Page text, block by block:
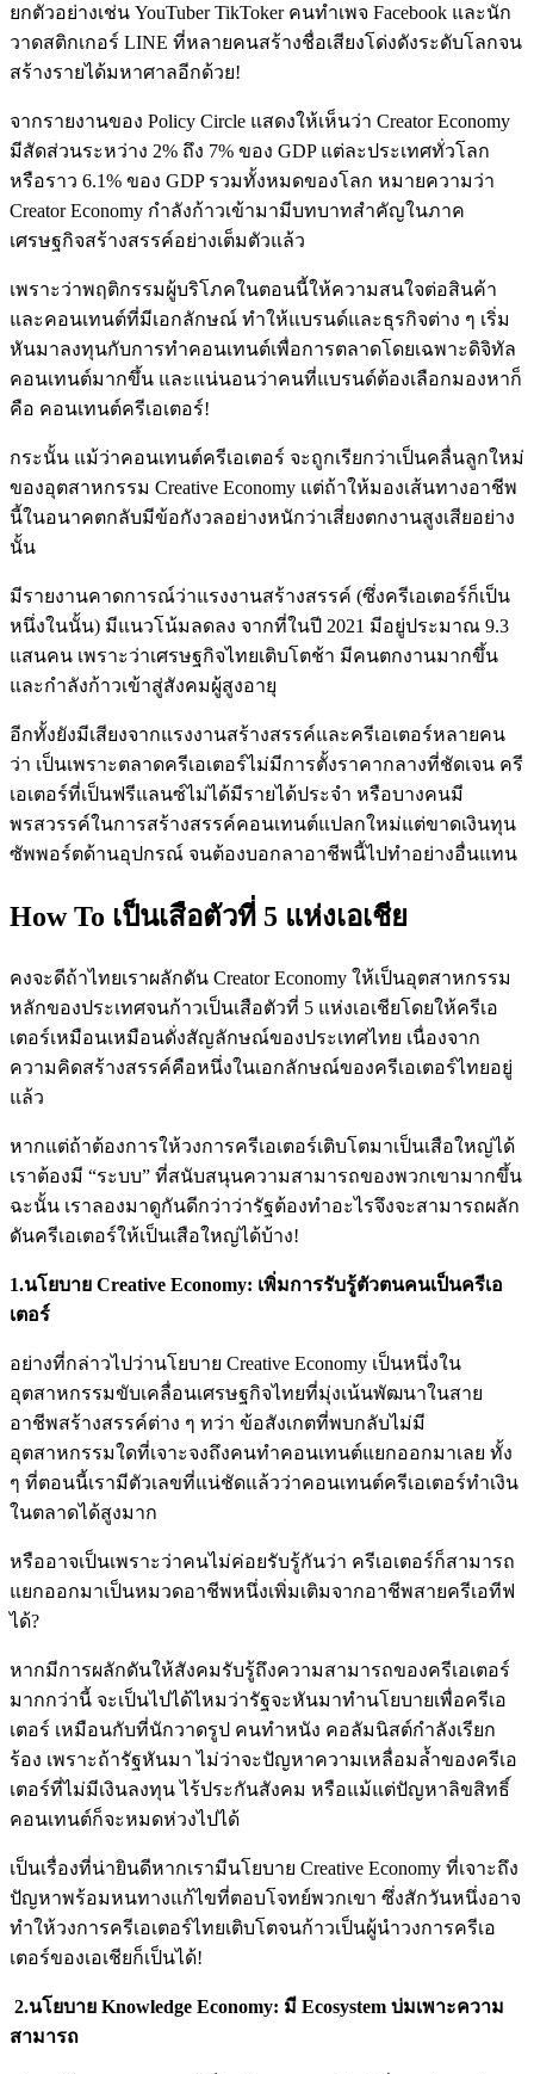
ยกตัวอย่างเช่น YouTuber TikToker คนทำเพจ Facebook และนัก
วาดสติกเกอร์ LINE ที่หลายคนสร้างชื่อเสียงโด่งดังระดับโลกจน
สร้างรายได้มหาศาลอีกด้วย!
จากรายงานของ Policy Circle แสดงให้เห็นว่า Creator Economy
มีสัดส่วนระหว่าง 2% ถึง 7% ของ GDP แต่ละประเทศทั่วโลก
หรือราว 6.1% ของ GDP รวมทั้งหมดของโลก หมายความว่า
Creator Economy กำลังก้าวเข้ามามีบทบาทสำคัญในภาค
เศรษฐกิจสร้างสรรค์อย่างเต็มตัวแล้ว
เพราะว่าพฤติกรรมผู้บริโภคในตอนนี้ให้ความสนใจต่อสินค้า
และคอนเทนต์ที่มีเอกลักษณ์ ทำให้แบรนด์และธุรกิจต่าง ๆ เริ่ม
หันมาลงทุนกับการทำคอนเทนต์เพื่อการตลาดโดยเฉพาะดิจิทัล
คอนเทนต์มากขึ้น และแน่นอนว่าคนที่แบรนด์ต้องเลือกมองหาก็
คือ คอนเทนต์ครีเอเตอร์!
กระนั้น แม้ว่าคอนเทนต์ครีเอเตอร์ จะถูกเรียกว่าเป็นคลื่นลูกใหม่
ของอุตสาหกรรม Creative Economy แต่ถ้าให้มองเส้นทางอาชีพ
นี้ในอนาคตกลับมีข้อกังวลอย่างหนักว่าเสี่ยงตกงานสูงเสียอย่าง
นั้น
มีรายงานคาดการณ์ว่าแรงงานสร้างสรรค์ (ซึ่งครีเอเตอร์ก็เป็น
หนึ่งในนั้น) มีแนวโน้มลดลง จากที่ในปี 2021 มีอยู่ประมาณ 9.3
แสนคน เพราะว่าเศรษฐกิจไทยเติบโตช้า มีคนตกงานมากขึ้น
และกำลังก้าวเข้าสู่สังคมผู้สูงอายุ
อีกทั้งยังมีเสียงจากแรงงานสร้างสรรค์และครีเอเตอร์หลายคน
ว่า เป็นเพราะตลาดครีเอเตอร์ไม่มีการตั้งราคากลางที่ชัดเจน ครี
เอเตอร์ที่เป็นฟรีแลนซ์ไม่ได้มีรายได้ประจำ หรือบางคนมี
พรสวรรค์ในการสร้างสรรค์คอนเทนต์แปลกใหม่แต่ขาดเงินทุน
ซัพพอร์ตด้านอุปกรณ์ จนต้องบอกลาอาชีพนี้ไปทำอย่างอื่นแทน
How To เป็นเสือตัวที่ 5 แห่งเอเชีย
คงจะดีถ้าไทยเราผลักดัน Creator Economy ให้เป็นอุตสาหกรรม
หลักของประเทศจนก้าวเป็นเสือตัวที่ 5 แห่งเอเชียโดยให้ครีเอ
เตอร์เหมือนเหมือนดั่งสัญลักษณ์ของประเทศไทย เนื่องจาก
ความคิดสร้างสรรค์คือหนึ่งในเอกลักษณ์ของครีเอเตอร์ไทยอยู่
แล้ว
หากแต่ถ้าต้องการให้วงการครีเอเตอร์เติบโตมาเป็นเสือใหญ่ได้
เราต้องมี “ระบบ” ที่สนับสนุนความสามารถของพวกเขามากขึ้น
ฉะนั้น เราลองมาดูกันดีกว่าว่ารัฐต้องทำอะไรจึงจะสามารถผลัก
ดันครีเอเตอร์ให้เป็นเสือใหญ่ได้บ้าง!
1.นโยบาย Creative Economy: เพิ่มการรับรู้ตัวตนคนเป็นครีเอ
เตอร์
อย่างที่กล่าวไปว่านโยบาย Creative Economy เป็นหนึ่งใน
อุตสาหกรรมขับเคลื่อนเศรษฐกิจไทยที่มุ่งเน้นพัฒนาในสาย
อาชีพสร้างสรรค์ต่าง ๆ ทว่า ข้อสังเกตที่พบกลับไม่มี
อุตสาหกรรมใดที่เจาะจงถึงคนทำคอนเทนต์แยกออกมาเลย ทั้ง
ๆ ที่ตอนนี้เรามีตัวเลขที่แน่ชัดแล้วว่าคอนเทนต์ครีเอเตอร์ทำเงิน
ในตลาดได้สูงมาก
หรืออาจเป็นเพราะว่าคนไม่ค่อยรับรู้กันว่า ครีเอเตอร์ก็สามารถ
แยกออกมาเป็นหมวดอาชีพหนึ่งเพิ่มเติมจากอาชีพสายครีเอทีฟ
ได้?
หากมีการผลักดันให้สังคมรับรู้ถึงความสามารถของครีเอเตอร์
มากกว่านี้ จะเป็นไปได้ไหมว่ารัฐจะหันมาทำนโยบายเพื่อครีเอ
เตอร์ เหมือนกับที่นักวาดรูป คนทำหนัง คอลัมนิสต์กำลังเรียก
ร้อง เพราะถ้ารัฐหันมา ไม่ว่าจะปัญหาความเหลื่อมล้ำของครีเอ
เตอร์ที่ไม่มีเงินลงทุน ไร้ประกันสังคม หรือแม้แต่ปัญหาลิขสิทธิ์
คอนเทนต์ก็จะหมดห่วงไปได้
เป็นเรื่องที่น่ายินดีหากเรามีนโยบาย Creative Economy ที่เจาะถึง
ปัญหาพร้อมหนทางแก้ไขที่ตอบโจทย์พวกเขา ซึ่งสักวันหนึ่งอาจ
ทำให้วงการครีเอเตอร์ไทยเติบโตจนก้าวเป็นผู้นำวงการครีเอ
เตอร์ของเอเชียก็เป็นได้!
2.นโยบาย Knowledge Economy: มี Ecosystem บ่มเพาะความ
สามารถ